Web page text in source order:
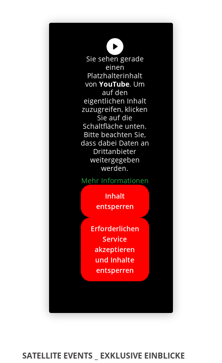
Sie sehen gerade
einen
Platzhalterinhalt
von YouTube. Um
auf den
eigentlichen Inhalt
zuzugreifen, klicken
Sie auf die
Schaltfläche unten.
Bitte beachten Sie,
dass dabei Daten an
Drittanbieter
weitergegeben
werden.
Mehr Informationen
Inhalt
entsperren
Erforderlichen
Service
akzeptieren
und Inhalte
entsperren
SATELLITE EVENTS _ EXKLUSIVE EINBLICKE